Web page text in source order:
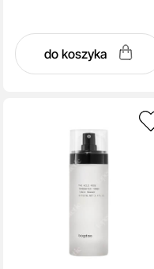
do koszyka